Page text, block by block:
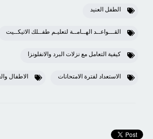
الطفل العنيد
القـــواعــد الهــامــة لتعليـم طفــلك الاتيكــيت
كيفية التعامل مع نزلات البرد والانفلونزا
الاستعداد لفترة الامتحانات الاطفال